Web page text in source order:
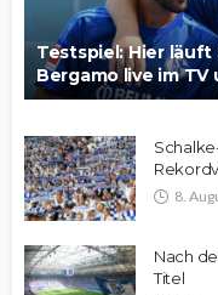
Testspiel: Hier
Bergamo live im TV
8.
Nach
Titel